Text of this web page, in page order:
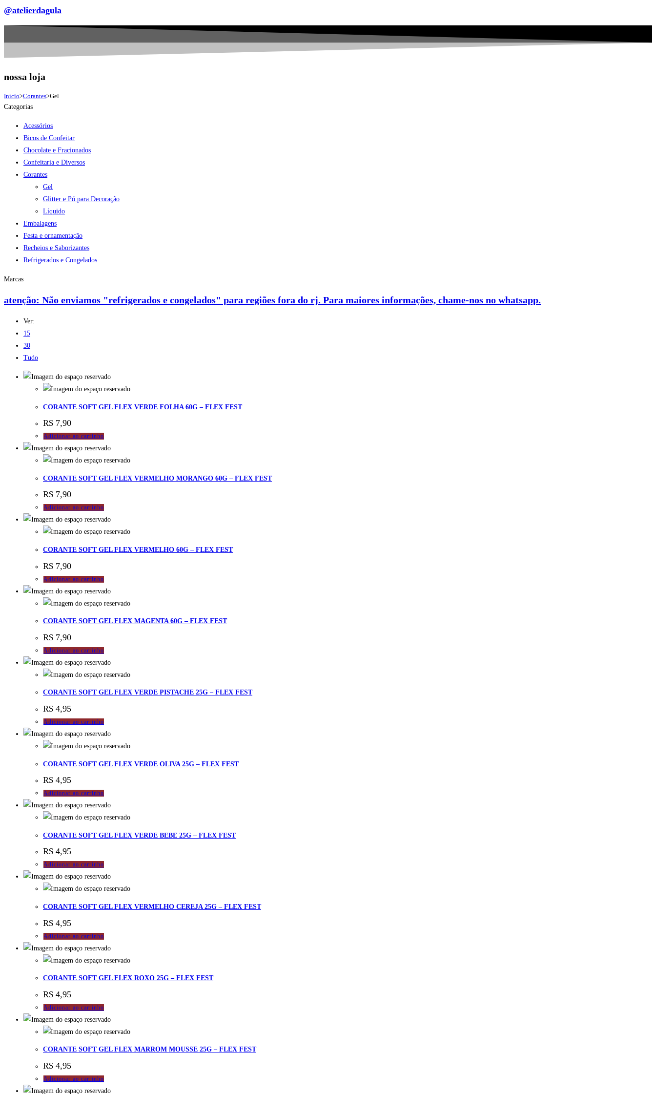
@atelierdagula
nossa loja
Início>Corantes>Gel
Categorias
Acessórios
Bicos de Confeitar
Chocolate e Fracionados
Confeitaria e Diversos
Corantes
Gel
Glitter e Pó para Decoração
Líquido
Embalagens
Festa e ornamentação
Recheios e Saborizantes
Refrigerados e Congelados
Marcas
atenção: Não enviamos "refrigerados e congelados" para regiões fora do rj. Para maiores informações, chame-nos no whatsapp.
Ver:
15
30
Tudo
CORANTE SOFT GEL FLEX VERDE FOLHA 60G – FLEX FEST
R$ 7,90
Adicionar ao carrinho
CORANTE SOFT GEL FLEX VERMELHO MORANGO 60G – FLEX FEST
R$ 7,90
Adicionar ao carrinho
CORANTE SOFT GEL FLEX VERMELHO 60G – FLEX FEST
R$ 7,90
Adicionar ao carrinho
CORANTE SOFT GEL FLEX MAGENTA 60G – FLEX FEST
R$ 7,90
Adicionar ao carrinho
CORANTE SOFT GEL FLEX VERDE PISTACHE 25G – FLEX FEST
R$ 4,95
Adicionar ao carrinho
CORANTE SOFT GEL FLEX VERDE OLIVA 25G – FLEX FEST
R$ 4,95
Adicionar ao carrinho
CORANTE SOFT GEL FLEX VERDE BEBE 25G – FLEX FEST
R$ 4,95
Adicionar ao carrinho
CORANTE SOFT GEL FLEX VERMELHO CEREJA 25G – FLEX FEST
R$ 4,95
Adicionar ao carrinho
CORANTE SOFT GEL FLEX ROXO 25G – FLEX FEST
R$ 4,95
Adicionar ao carrinho
CORANTE SOFT GEL FLEX MARROM MOUSSE 25G – FLEX FEST
R$ 4,95
Adicionar ao carrinho